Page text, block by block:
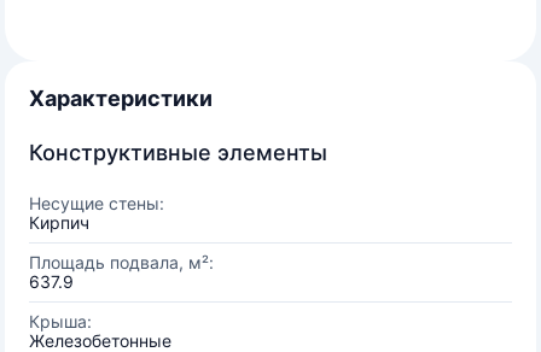
Характеристики
Конструктивные элементы
Несущие стены:
Кирпич
Площадь подвала, м²:
637.9
Крыша:
Железобетонные